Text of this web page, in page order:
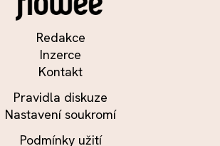
Redakce
Inzerce
Kontakt
Pravidla diskuze
Nastavení soukromí
Podmínky užití